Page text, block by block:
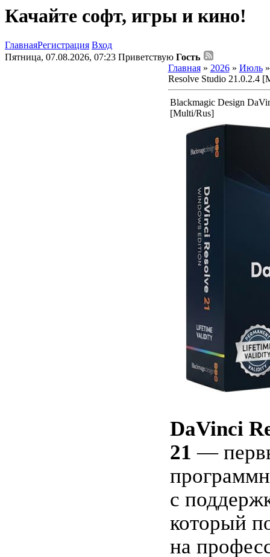
Качайте софт, игры и кино!
ГлавнаяРегистрация Вход
Пятница, 07.08.2026, 07:23 Приветствую Гость
Главная» 2026 » Июль »
Resolve Studio 21.0.2.4
Blackmagic Design
[Multi/Rus]
DaVinci
21 —
с
который
на